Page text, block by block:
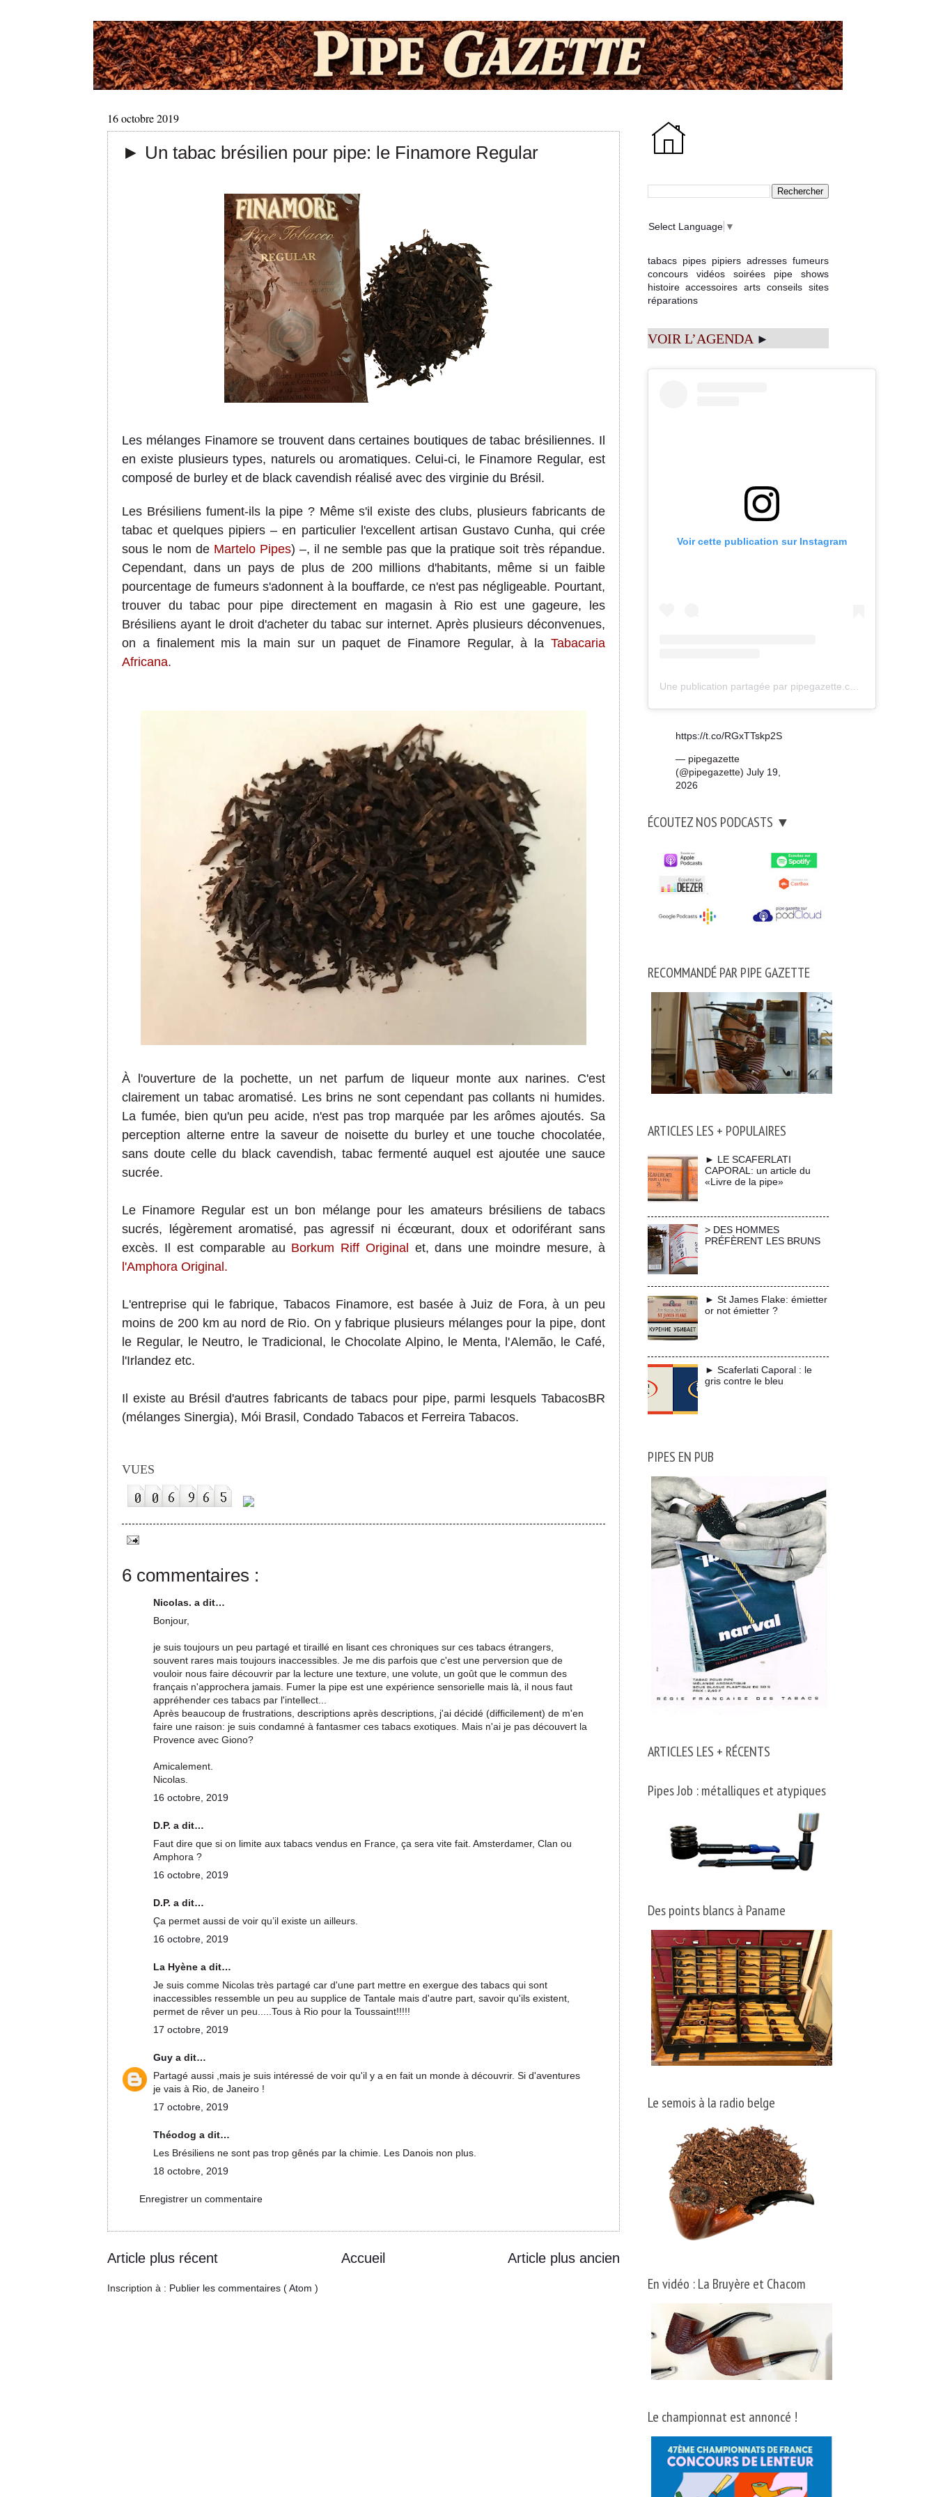
16 octobre 2019
► Un tabac brésilien pour pipe: le Finamore Regular
Les mélanges Finamore se trouvent dans certaines boutiques de tabac brésiliennes. Il
en existe plusieurs types, naturels ou aromatiques. Celui-ci, le Finamore Regular, est
composé de burley et de black cavendish réaliséavec des virginie du Brésil.
Les Brésiliens fument-ils la pipe ? Même s'il existe des clubs, plusieurs fabricants de
tabac et quelques pipiers – en particulier l'excellent artisan Gustavo Cunha, qui crée
sous le nom de Martelo Pipes) –, il ne semble pas que la pratique soit très répandue.
Cependant, dans un pays de plus de 200 millions d'habitants, même si un faible
pourcentage de fumeurs s'adonnent à la bouffarde, ce n'est pas négligeable. Pourtant,
trouver du tabac pour pipe directement en magasin à Rio est une gageure, les
Brésiliens ayant le droit d'acheter du tabac sur internet. Après plusieurs déconvenues,
on a finalement mis la main sur un paquet de Finamore Regular, à la Tabacaria
Africana.
À l'ouverture de la pochette, un net parfum de liqueur monte aux narines. C'est
clairement un tabac aromatisé. Les brins ne sont cependant pas collants ni humides.
La fumée, bien qu'un peu acide, n'est pas trop marquée par les arômes ajoutés. Sa
perception alterne entre la saveur de noisette du burley et une touche chocolatée,
sans doute celle du black cavendish, tabac fermenté auquel est ajoutée une sauce
sucrée.
Le Finamore Regular est un bon mélange pour les amateurs brésiliens de tabacs
sucrés, légèrement aromatisé, pas agressif ni écœurant, doux et odoriférant sans
excès. Il est comparable au Borkum Riff Original
et, dans une moindre mesure, à
l'Amphora Original.
L'entreprise qui le fabrique, Tabacos Finamore, est basée à Juiz de Fora, à un peu
moins de 200 km au nord de Rio. On y fabrique plusieurs mélanges pour la pipe, dont
le Regular, le Neutro, le Tradicional, le Chocolate Alpino, le Menta, l'Alemão, le Café,
l'Irlandez etc.
Il existe au Brésil d'autres fabricants de tabacs pour pipe, parmi lesquels TabacosBR
(mélanges Sinergia), Mói Brasil, Condado Tabacoset Ferreira Tabacos.
VUES
6 commentaires :
Nicolas. a dit…
Bonjour,
je suis toujours un peu partagé et tiraillé en lisant ces chroniques sur ces tabacs étrangers,
souvent rares mais toujours inaccessibles. Je me dis parfois que c'est une perversion que de
vouloir nous faire découvrir par la lecture une texture, une volute, un goût que le commun des
français n'approchera jamais. Fumer la pipe est une expérience sensorielle mais là, il nous faut
appréhender ces tabacs par l'intellect...
Après beaucoup de frustrations, descriptions après descriptions, j'ai décidé (difficilement) de m'en
faire une raison: je suis condamné à fantasmer ces tabacs exotiques. Mais n'ai je pas découvert la
Provence avec Giono?
Amicalement.
Nicolas.
16 octobre, 2019
D.P. a dit…
Faut dire que si on limite aux tabacs vendus en France, ça sera vite fait. Amsterdamer, Clan ou
Amphora ?
16 octobre, 2019
D.P. a dit…
Ça permet aussi de voir qu’il existe un ailleurs.
16 octobre, 2019
La Hyène a dit…
Je suis comme Nicolas très partagé car d'une part mettre en exergue des tabacs qui sont
inaccessibles ressemble un peu au supplice de Tantale mais d'autre part, savoir qu'ils existent,
permet de rêver un peu.....Tous à Rio pour la Toussaint!!!!!
17 octobre, 2019
Guya dit…
Partagé aussi ,mais je suis intéressé de voir qu'il y a en fait un monde à découvrir. Si d'aventures
je vais à Rio, de Janeiro !
17 octobre, 2019
Théodog a dit…
Les Brésiliens ne sont pas trop gênés par la chimie. Les Danois non plus.
18 octobre, 2019
Enregistrer un commentaire
Article plus récent Article plus ancien
Accueil
Inscription à : Publier les commentaires ( Atom )
Select Language ▼
tabacs pipes pipiers adresses fumeurs
concours
vidéos soirées
pipe shows
histoire accessoires arts conseils sites
réparations
VOIR L’AGENDA ►
Voir cette publication sur Instagram
Une publication partagée par pipegazette.com (@pipegazette)
https://t.co/RGxTTskp2S
— pipegazette
(@pipegazette) July 19,
2026
ÉCOUTEZ NOS PODCASTS ▼
RECOMMANDÉ PAR PIPE GAZETTE
ARTICLES LES + POPULAIRES
► LE SCAFERLATI
CAPORAL: un article du
«Livre de la pipe»
> DES HOMMES
PRÉFÈRENT LES BRUNS
► St James Flake: émietter
or not émietter ?
► Scaferlati Caporal : le
gris contre le bleu
PIPES EN PUB
ARTICLES LES + RÉCENTS
Pipes Job : métalliques et atypiques
Des points blancs à Paname
Le semois à la radio belge
En vidéo : La Bruyère et Chacom
Le championnat est annoncé !